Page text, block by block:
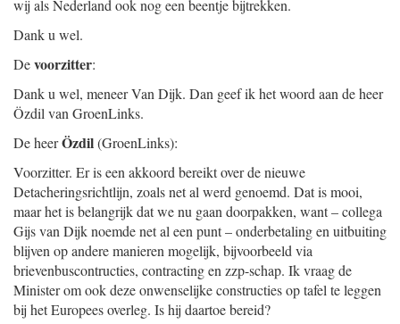
wij als Nederland ook nog een beentje bijtrekken.
Dank u wel.
Devoorzitter:
Dank u wel, meneer Van Dijk. Dan geef ik het woord aan de heer
Özdil van GroenLinks.
De heerÖzdil(GroenLinks):
Voorzitter. Er is een akkoord bereikt over de nieuwe
Detacheringsrichtlijn, zoals net al werd genoemd. Dat is mooi,
maar het is belangrijk dat we nu gaan doorpakken, want – collega
Gijs van Dijk noemde net al een punt – onderbetaling en uitbuiting
blijven op andere manieren mogelijk, bijvoorbeeld via
brievenbuscontructies, contracting en zzp-schap. Ik vraag de
Minister om ook deze onwenselijke constructies op tafel te leggen
bij het Europees overleg. Is hij daartoe bereid?